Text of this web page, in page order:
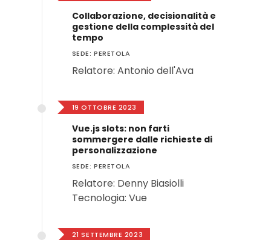
Collaborazione, decisionalità e
gestione della complessità del
tempo
SEDE: PERETOLA
Relatore: Antonio dell'Ava
19 OTTOBRE 2023
Vue.js slots: non farti
sommergere dalle richieste di
personalizzazione
SEDE: PERETOLA
Relatore: Denny Biasiolli
Tecnologia: Vue
21 SETTEMBRE 2023